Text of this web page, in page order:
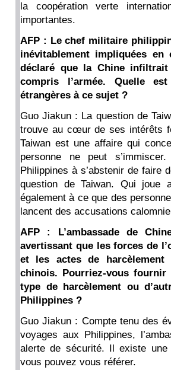
la coopération verte
importantes.
AFP : Le chef militaire
inévitablement impliquées
déclaré que la Chine
compris l’armée. Quelle
étrangères à ce sujet ?
Guo Jiakun : La question de
trouve au cœur de ses intérêts
Taiwan est une affaire qui
personne ne peut
Philippines à s’abstenir de faire
question de Taiwan. Qui joue
également à ce que des
lancent des accusations
AFP : L’ambassade de
avertissant que les forces de
et les actes de harcèlement
chinois. Pourriez-vous
type de harcèlement ou
Philippines ?
Guo Jiakun : Compte tenu des
voyages aux Philippines,
alerte de sécurité. Il existe une
vous pouvez vous référer.